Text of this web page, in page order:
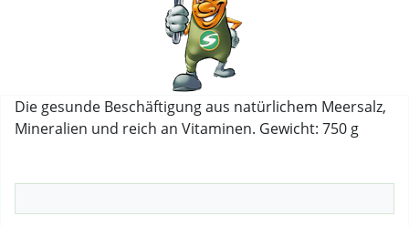
Die gesunde Beschäftigung aus natürlichem Meersalz,
Mineralien und reich an Vitaminen. Gewicht: 750 g